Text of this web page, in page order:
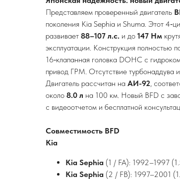
Представляем проверенный двигатель
поколения Kia Sephia и Shuma. Этот
развивает 88–107 л.с. и до 147 Нм
эксплуатации. Конструкция полностью
16‑клапанная головка DOHC с
привод ГРМ. Отсутствие турбонаддува
Двигатель рассчитан на АИ-92,
около 8.0 л на 100 км. Новый BFD с
с видеоотчетом и бесплатной
Совместимость BFD
Kia
Kia Sephia (1 / FA): 1992–1997
Kia Sephia (2 / FB): 1997–2001